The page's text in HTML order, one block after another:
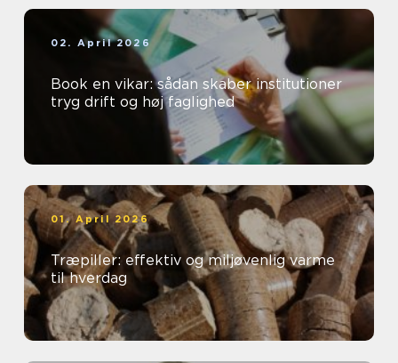
02. April 2026
Book en vikar: sådan skaber institutioner
tryg drift og høj faglighed
01. April 2026
Træpiller: effektiv og miljøvenlig varme
til hverdag